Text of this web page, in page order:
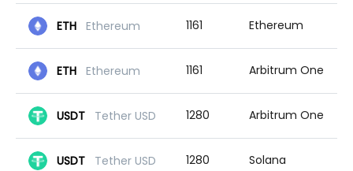
ETH Ethereum 1161 Ethereum
ETH Ethereum 1161 Arbitrum One
USDT Tether USD 1280 Arbitrum One
USDT Tether USD 1280 Solana